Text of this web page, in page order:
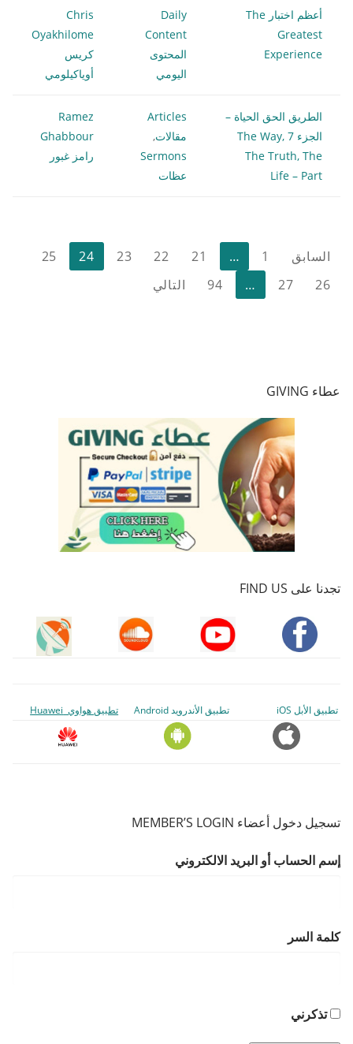
أعظم اختبار The
Greatest
Experience
Daily
Content
المحتوى
اليومي
Chris
Oyakhilome
كريس
أوياكيلومي
الطريق الحق الحياة –
الجزء 7 The Way,
The Truth, The
Life – Part
Articles
مقالات,
Sermons
عظات
Ramez
Ghabbour
رامز غبور
تعدد
صفحات
السابق 1
…
21
22
23
24
25
26
27
…
94 التالي
عطاء GIVING
تجدنا على FIND US
تطبيق الأبل iOS تطبيق الأندرويد Android تطبيق هواوي Huawei
تسجيل دخول أعضاء MEMBER’S LOGIN
إسم الحساب أو البريد الالكتروني
كلمة السر
تذكرني